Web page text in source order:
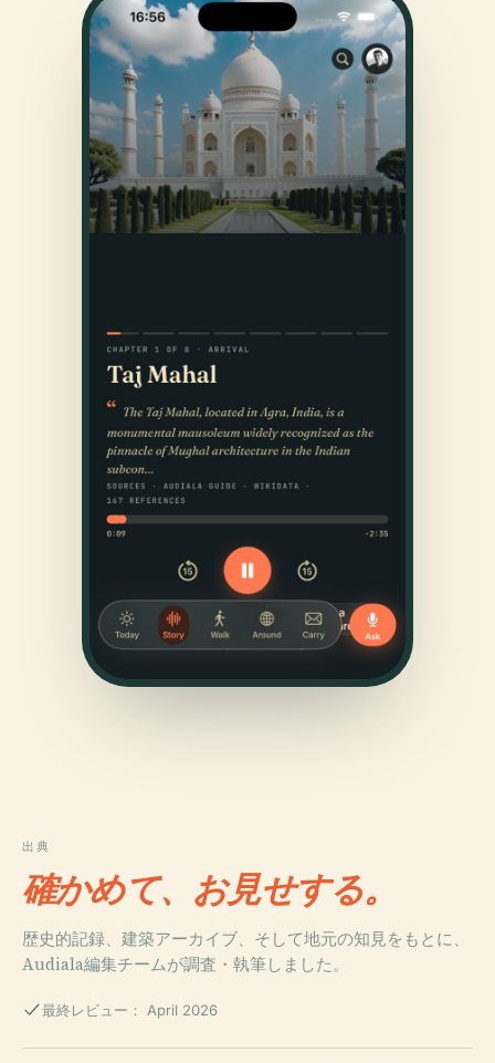
出典
確かめて、お見せする。
歴史的記録、建築アーカイブ、そして地元の知見をもとに、
Audiala編集チームが調査・執筆しました。
最終レビュー： April 2026